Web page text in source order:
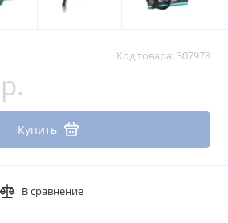
Код товара: 307978
Купить
В сравнение